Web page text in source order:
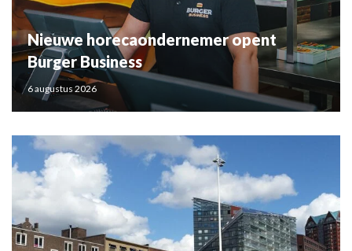
Nieuwe horecaondernemer opent
Burger Business
6 augustus 2026